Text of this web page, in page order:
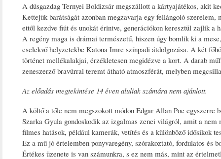
A dúsgazdag Ternyei Boldizsár megszállott a kártyajátékos, akit
Kettejük barátságát azonban megzavarja egy fellángoló
ettől kezdve fiút és unokát érintve, generációkon keresztül zajlik a
A regény maga is drámai természetű, hiszen úgy bomlik ki a
cselekvő helyzetekbe Katona Imre színpadi átdolgozása. A két
történet mellékalakjai, érzékletesen megidézve a kort. A darab
zeneszerző bravúrral teremt átható atmoszférát, melyben
Az előadás megtekintése 14 éven aluliak számára nem ajánlott.
A költő a tőle nem megszokott módon Edgar Allan Poe egyszerre
Szarka Gyula gondoskodik az izgalmas zenei világról, amit a
filmes hatások, például kamerák, vetítés és a különböző idősíkok
Ez a mű jó értelemben ponyvaregény, szórakoztató, fordulatos és
Értékes üzenete is van számunkra, s ez nem más, mint az